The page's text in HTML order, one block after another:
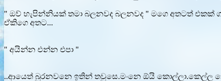
" ඔව් හැපින්නියක් තමා බලනවද බලනවද " මගෙ අතටත් එකක්
ඒකිගෙ අතට...
" අයින්න එන්න එපා "
..ආයෙත් බුරනවනෙ ඉතින් තවුසෙ.මංනෙ ඕයි කොල්ලා.කෙල්ල